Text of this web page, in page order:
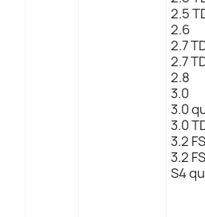
2.5
2.6
2.7
2.7
2.8
3.0
3.0
3.0
3.2
3.2
S4